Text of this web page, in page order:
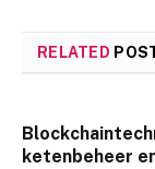
RELATED
ketenbeheer